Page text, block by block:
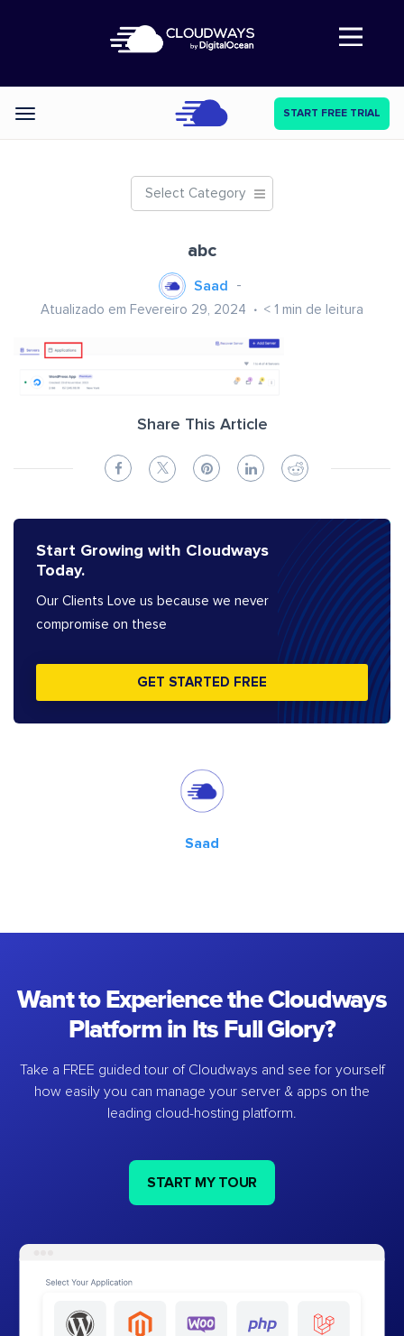
Abre a navegação
Categories START FREE TRIAL
Select Category
abc
Saad
Atualizado em Fevereiro 29, 2024 < 1 min de leitura
Share This Article
Start Growing with Cloudways
Today.
Our Clients Love us because we never
compromise on these
GET STARTED FREE
Saad
Want to Experience the Cloudways
Platform in Its Full Glory?
Take a FREE guided tour of Cloudways and see for yourself
how easily you can manage your server & apps on the
leading cloud-hosting platform.
START MY TOUR